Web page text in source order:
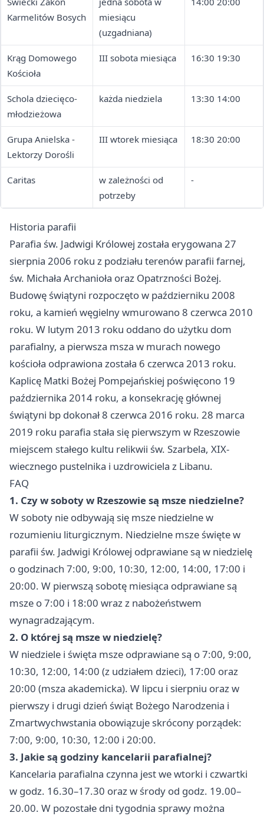
Karmelitów Bosych
miesiącu
(uzgadniana)
Krąg Domowego
Kościoła
III sobota miesiąca 16:30 19:30
Schola dziecięco-
młodzieżowa
każda niedziela 13:30 14:00
Grupa Anielska -
Lektorzy Dorośli
III wtorek miesiąca 18:30 20:00
Caritas
w zależności od
potrzeby
-
Historia parafii
Parafia św. Jadwigi Królowej została erygowana 27
sierpnia 2006 roku z podziału terenów parafii farnej,
św. Michała Archanioła oraz Opatrzności Bożej.
Budowę świątyni rozpoczęto w październiku 2008
roku, a kamień węgielny wmurowano 8 czerwca 2010
roku. W lutym 2013 roku oddano do użytku dom
parafialny, a pierwsza msza w murach nowego
kościoła odprawiona została 6 czerwca 2013 roku.
Kaplicę Matki Bożej Pompejańskiej poświęcono 19
października 2014 roku, a konsekrację głównej
świątyni bp dokonał 8 czerwca 2016 roku. 28 marca
2019 roku parafia stała się pierwszym w Rzeszowie
miejscem stałego kultu relikwii św. Szarbela, XIX-
wiecznego pustelnika i uzdrowiciela z Libanu.
FAQ
1. Czy w soboty w Rzeszowie są msze niedzielne?
W soboty nie odbywają się msze niedzielne w
rozumieniu liturgicznym. Niedzielne msze święte w
parafii św. Jadwigi Królowej odprawiane są w niedzielę
o godzinach 7:00, 9:00, 10:30, 12:00, 14:00, 17:00 i
20:00. W pierwszą sobotę miesiąca odprawiane są
msze o 7:00 i 18:00 wraz z nabożeństwem
wynagradzającym.
2. O której są msze w niedzielę?
W niedziele i święta msze odprawiane są o 7:00, 9:00,
10:30, 12:00, 14:00 (z udziałem dzieci), 17:00 oraz
20:00 (msza akademicka). W lipcu i sierpniu oraz w
pierwszy i drugi dzień świąt Bożego Narodzenia i
Zmartwychwstania obowiązuje skrócony porządek:
7:00, 9:00, 10:30, 12:00 i 20:00.
3. Jakie są godziny kancelarii parafialnej?
Kancelaria parafialna czynna jest we wtorki i czwartki
w godz. 16.30–17.30 oraz w środy od godz. 19.00–
20.00. W pozostałe dni tygodnia sprawy można